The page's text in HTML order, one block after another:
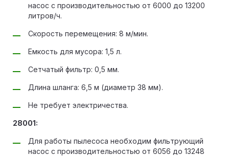
насос с производительностью от 6000 до 13200
литров/ч.
Скорость перемещения: 8 м/мин.
Емкость для мусора: 1,5 л.
Сетчатый фильтр: 0,5 мм.
Длина шланга: 6,5 м (диаметр 38 мм).
Не требует электричества.
28001:
Для работы пылесоса необходим фильтрующий
насос с производительностью от 6056 до 13248